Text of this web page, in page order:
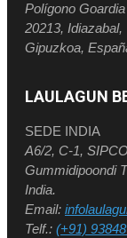
Polígono
20213, Idiazabal,
Gipuzkoa,
LAULAGUN
SEDE INDIA
A6/2, C-1,
Gummidipoondi
India.
Email:
Telf.: (+91)